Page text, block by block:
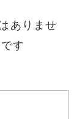
ありませ
す